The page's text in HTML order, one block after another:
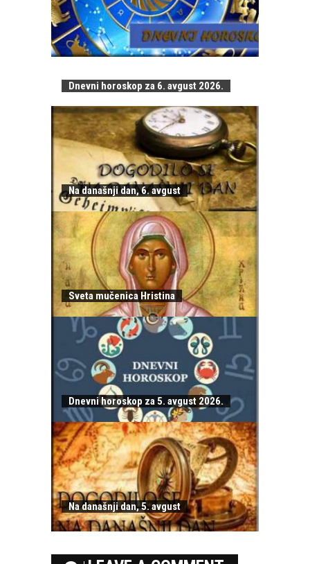
Dnevni horoskop za 6. avgust 2026.
Na današnji dan, 6. avgust
Sveta mučenica Hristina
Dnevni horoskop za 5. avgust 2026.
Na današnji dan, 5. avgust